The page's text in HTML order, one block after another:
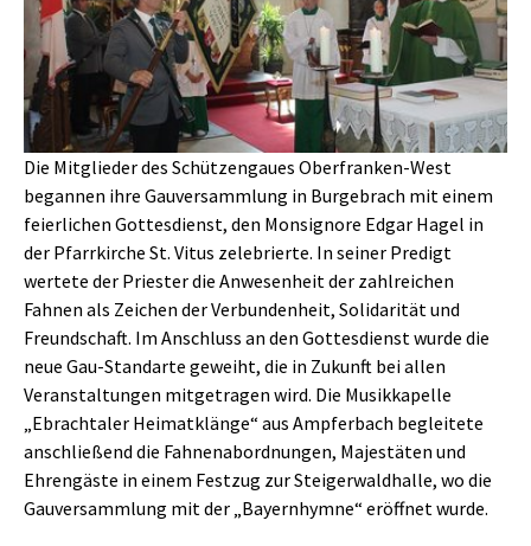
Die Mitglieder des Schützengaues Oberfranken-West
begannen ihre Gauversammlung in Burgebrach mit einem
feierlichen Gottesdienst, den Monsignore Edgar Hagel in
der Pfarrkirche St. Vitus zelebrierte. In seiner Predigt
wertete der Priester die Anwesenheit der zahlreichen
Fahnen als Zeichen der Verbundenheit, Solidarität und
Freundschaft. Im Anschluss an den Gottesdienst wurde die
neue Gau-Standarte geweiht, die in Zukunft bei allen
Veranstaltungen mitgetragen wird. Die Musikkapelle
„Ebrachtaler Heimatklänge“ aus Ampferbach begleitete
anschließend die Fahnenabordnungen, Majestäten und
Ehrengäste in einem Festzug zur Steigerwaldhalle, wo die
Gauversammlung mit der „Bayernhymne“ eröffnet wurde.